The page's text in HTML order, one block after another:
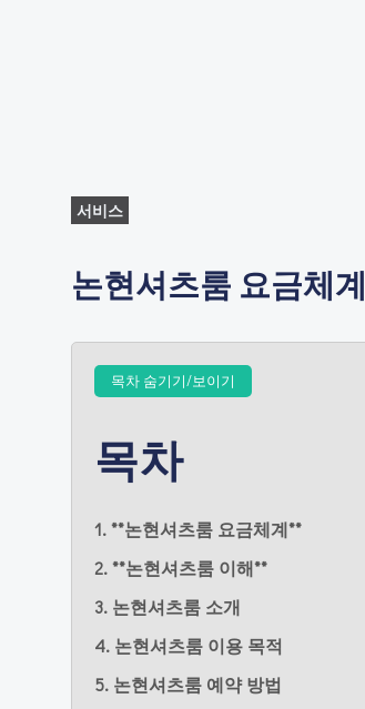
서비스
논현셔츠룸 요금체계
목차 숨기기/보이기
목차
1. **논현셔츠룸 요금체계**
2. **논현셔츠룸 이해**
3. 논현셔츠룸 소개
4. 논현셔츠룸 이용 목적
5. 논현셔츠룸 예약 방법